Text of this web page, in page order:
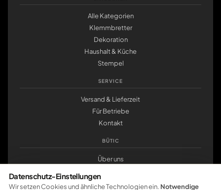
Alle Kategorien
Klemmbretter
Dekoration
Haushalt & Küche
Stempel
SERVICE
Versand & Lieferzeit
Für Betriebe
Kontakt
BÜTIC
Über uns
klemmbrett.de
Datenschutz-Einstellungen
Wir setzen Cookies und ähnliche Technologien ein. Notwendige